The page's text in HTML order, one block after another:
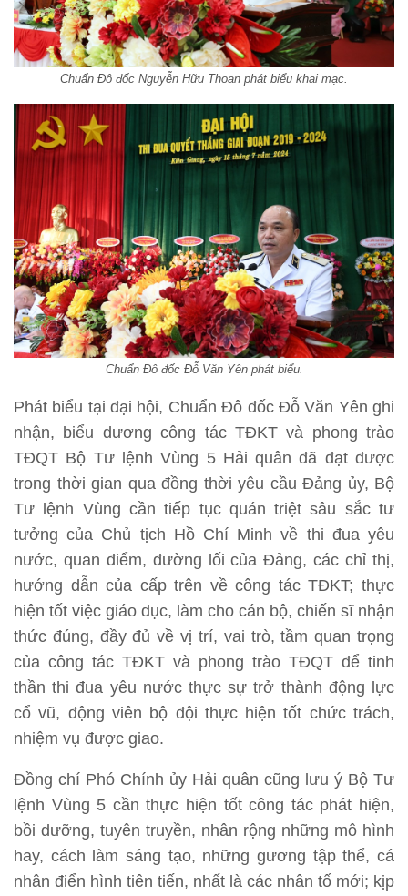
Chuẩn Đô đốc Nguyễn Hữu Thoan phát biểu khai mạc.
Chuẩn Đô đốc Đỗ Văn Yên phát biểu.
Phát biểu tại đại hội, Chuẩn Đô đốc Đỗ Văn Yên ghi
nhận, biểu dương công tác TĐKT và phong trào
TĐQT Bộ Tư lệnh Vùng 5 Hải quân đã đạt được
trong thời gian qua đồng thời yêu cầu Đảng ủy, Bộ
Tư lệnh Vùng cần tiếp tục quán triệt sâu sắc tư
tưởng của Chủ tịch Hồ Chí Minh về thi đua yêu
nước, quan điểm, đường lối của Đảng, các chỉ thị,
hướng dẫn của cấp trên về công tác TĐKT; thực
hiện tốt việc giáo dục, làm cho cán bộ, chiến sĩ nhận
thức đúng, đầy đủ về vị trí, vai trò, tầm quan trọng
của công tác TĐKT và phong trào TĐQT để tinh
thần thi đua yêu nước thực sự trở thành động lực
cổ vũ, động viên bộ đội thực hiện tốt chức trách,
nhiệm vụ được giao.
Đồng chí Phó Chính ủy Hải quân cũng lưu ý Bộ Tư
lệnh Vùng 5 cần thực hiện tốt công tác phát hiện,
bồi dưỡng, tuyên truyền, nhân rộng những mô hình
hay, cách làm sáng tạo, những gương tập thể, cá
nhân điển hình tiên tiến, nhất là các nhân tố mới; kịp